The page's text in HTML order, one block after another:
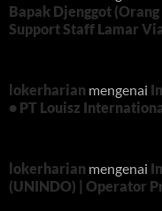
Bapak Djenggot
Support Staff Lamar
lokerharian mengenai
• PT Louisz
lokerharian mengenai
(UNINDO) | Operator